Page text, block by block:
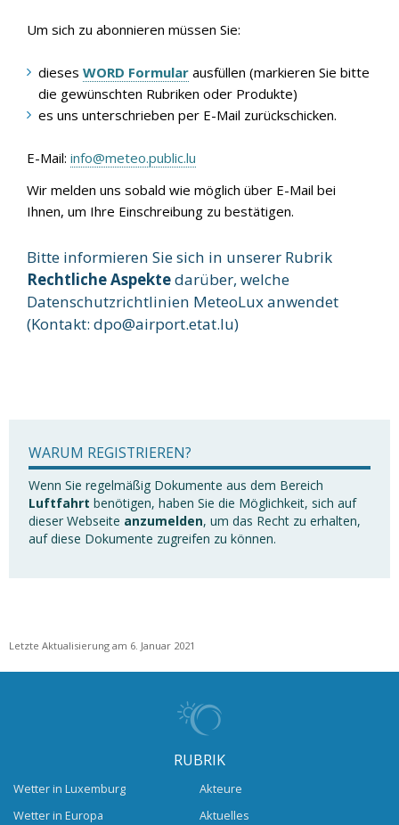
Um sich zu abonnieren müssen Sie:
dieses WORD Formular ausfüllen (markieren Sie bitte
die gewünschten Rubriken oder Produkte)
es uns unterschrieben per E-Mail zurückschicken.
E-Mail: info@meteo.public.lu
Wir melden uns sobald wie möglich über E-Mail bei
Ihnen, um Ihre Einschreibung zu bestätigen.
Bitte informieren Sie sich in unserer Rubrik
Rechtliche Aspektedarüber, welche
Datenschutzrichtlinien MeteoLux anwendet
(Kontakt: dpo@airport.etat.lu)
WARUM REGISTRIEREN?
Wenn Sie regelmäßig Dokumente aus dem Bereich
Luftfahrt benötigen, haben Sie die Möglichkeit, sich auf
dieser Webseite anzumelden, um das Recht zu erhalten,
auf diese Dokumente zugreifen zu können.
Letzte Aktualisierung am 6. Januar 2021
RUBRIK
Wetter in Luxemburg
Wetter in Europa
Akteure
Aktuelles